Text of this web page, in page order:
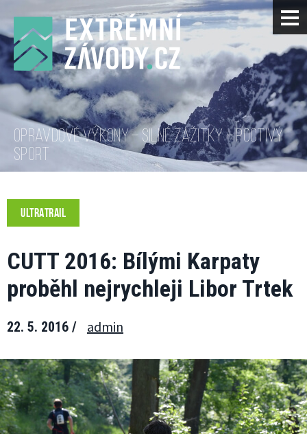
OPRAVDOVÉ VÝKONY – SILNÉ ZÁŽITKY – POCTIVÝ
SPORT
ULTRATRAIL
CUTT 2016: Bílými Karpaty
proběhl nejrychleji Libor Trtek
22. 5. 2016 / admin